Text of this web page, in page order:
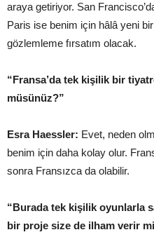
araya getiriyor. San
Paris ise benim için hâlâ yeni
gözlemleme fırsatım olacak.
“Fransa’da tek kişilik bir
müsünüz?”
Esra Haessler: Evet, neden
benim için daha kolay olur.
sonra Fransızca da olabilir.
“Burada tek kişilik oyunlarla
bir proje size de ilham verir